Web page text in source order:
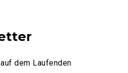
dem Laufenden